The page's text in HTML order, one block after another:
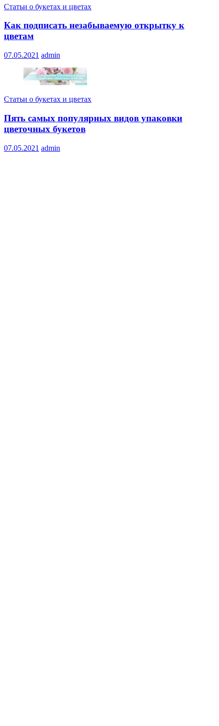
Статьи о букетах и цветах
Как подписать незабываемую открытку к
цветам
07.05.2021 admin
Статьи о букетах и цветах
Пять самых популярных видов упаковки
цветочных букетов
07.05.2021 admin